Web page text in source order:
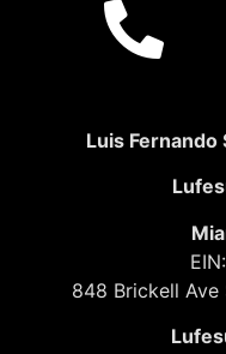
Luis
848 Brickell